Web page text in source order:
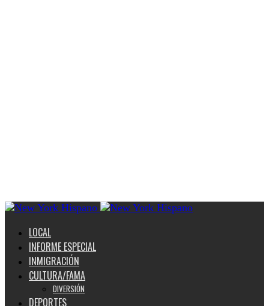
LOCAL
INFORME ESPECIAL
INMIGRACIÓN
CULTURA/FAMA
DIVERSIÓN
DEPORTES